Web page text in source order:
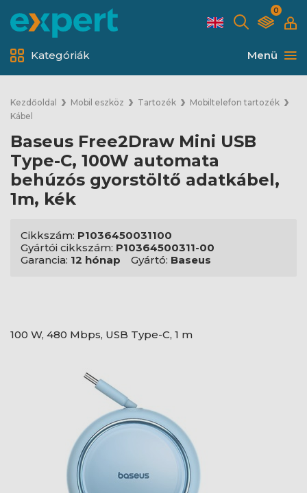
0
Menü
Kategóriák
Kezdőoldal Mobil eszköz Tartozék
Mobiltelefon tartozék
Kábel
Baseus Free2Draw Mini USB
Type-C, 100W automata
behúzós gyorstöltő adatkábel,
1m, kék
Cikkszám: P1036450031100
Gyártói cikkszám: P10364500311-00
Garancia: 12 hónap Gyártó: Baseus
100 W, 480 Mbps, USB Type-C, 1 m